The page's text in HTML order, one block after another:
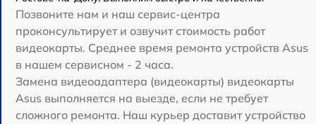
Позвоните нам и наш сервис-центра
проконсультирует и озвучит стоимость работ
видеокарты. Среднее время ремонта устройств Asus
в нашем сервисном - 2 часа.
Замена видеоадаптера (видеокарты) видеокарты
Asus выполняется на выезде, если не требует
сложного ремонта. Наш курьер доставит устройство